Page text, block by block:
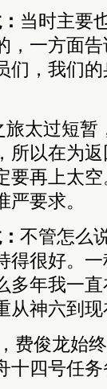
当时主要
，一方面
们，我们
太过短暂
所以在为
要再上太
要求。
不管怎么
得很好。
多年我一
从神六到
费俊龙始
十四号任